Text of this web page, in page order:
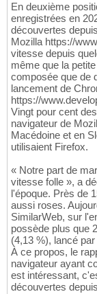
En deuxième
enregistrées en
découvertes
Mozilla https://
vitesse depuis
même que la
composée que de
lancement de
https://
Vingt pour cent
navigateur de
Macédoine et en
utilisaient Firefox.
« Notre part de
vitesse folle », a
l'époque. Près de
aussi roses.
SimilarWeb, sur
possède plus que
(4,13 %), lancé
À ce propos, le
navigateur ayant
est intéressant,
découvertes